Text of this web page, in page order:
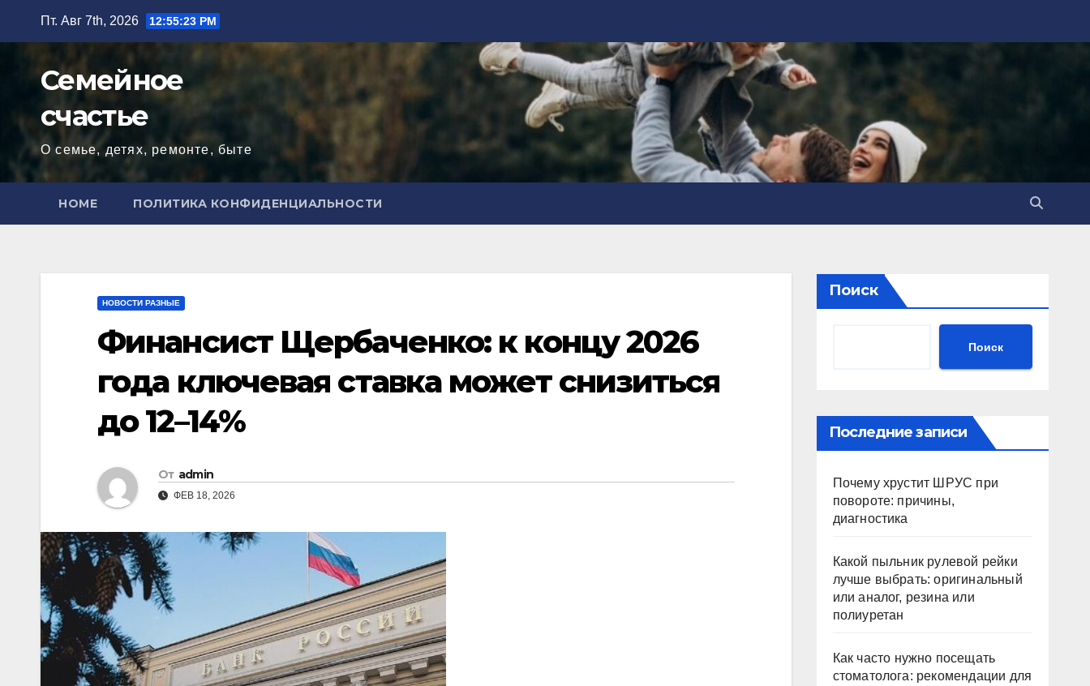
содержимому
Пт. Авг 7th, 2026 12:55:24 PM
Семейное
счастье
О семье, детях, ремонте, быте
HOME ПОЛИТИКА КОНФИДЕНЦИАЛЬНОСТИ
НОВОСТИ РАЗНЫЕ
Финансист Щербаченко: к концу 2026
года ключевая ставка может снизиться
до 12–14%
От admin
ФЕВ 18, 2026
Поиск
Поиск
Последние записи
Почему хрустит ШРУС при
повороте: причины,
диагностика
Какой пыльник рулевой рейки
лучше выбрать: оригинальный
или аналог, резина или
полиуретан
Как часто нужно посещать
стоматолога: рекомендации для